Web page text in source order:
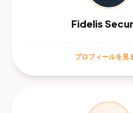
Fidelis
プロフィールを見